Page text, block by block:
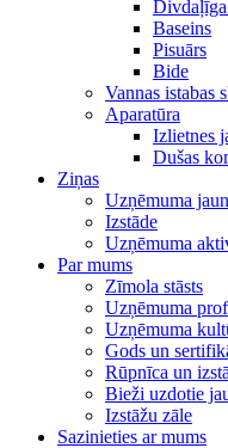
Baseins
Pisuārs
Bide
Vannas istabas
Aparatūra
Izlietnes
Dušas
Ziņas
Uzņēmuma
Izstāde
Uzņēmuma
Par mums
Zīmola stāsts
Uzņēmuma
Uzņēmuma
Gods un
Rūpnīca un
Bieži uzdotie
Izstāžu zāle
Sazinieties ar mums